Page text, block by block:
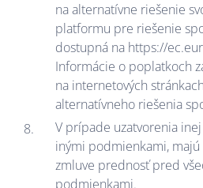
na alternatívne riešenie
platformu pre riešenie
dostupná na https://
Informácie o poplatkoch
na internetových
alternatívneho riešenia
V prípade uzatvorenia
inými podmienkami,
zmluve prednosť pred
podmienkami.